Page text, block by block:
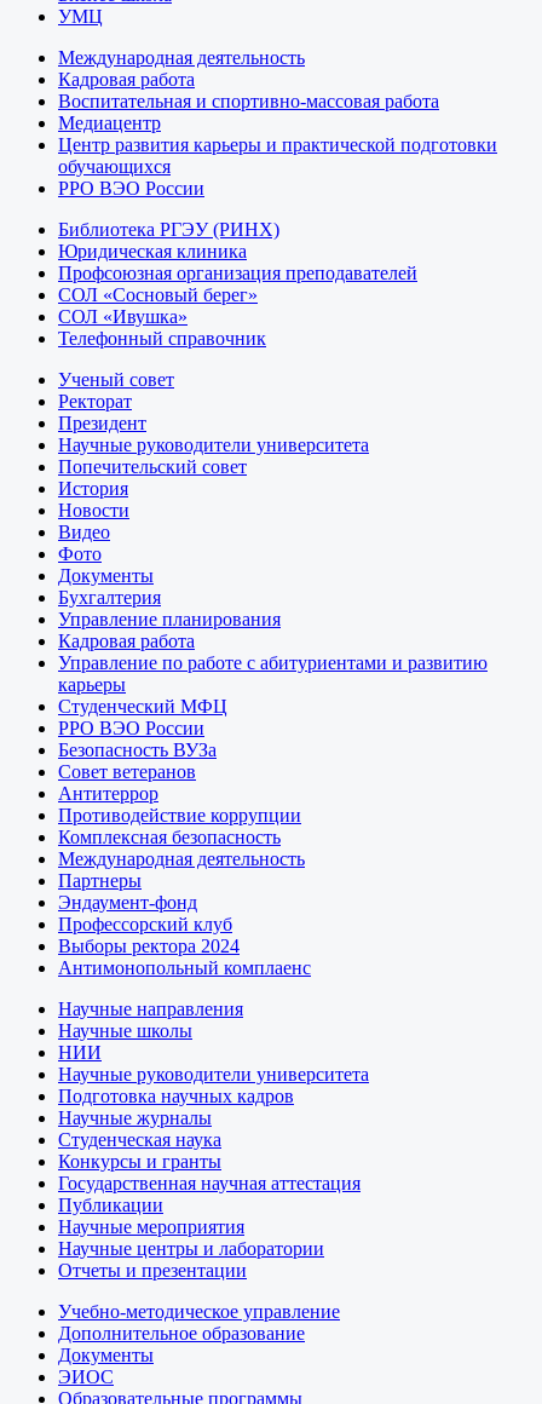
УМЦ
Международная деятельность
Кадровая работа
Воспитательная и спортивно-массовая работа
Медиацентр
Центр развития карьеры и практической подготовки
обучающихся
РРО ВЭО России
Библиотека РГЭУ (РИНХ)
Юридическая клиника
Профсоюзная организация преподавателей
СОЛ «Сосновый берег»
СОЛ «Ивушка»
Телефонный справочник
Ученый совет
Ректорат
Президент
Научные руководители университета
Попечительский совет
История
Новости
Видео
Фото
Документы
Бухгалтерия
Управление планирования
Кадровая работа
Управление по работе с абитуриентами и развитию
карьеры
Студенческий МФЦ
РРО ВЭО России
Безопасность ВУЗа
Совет ветеранов
Антитеррор
Противодействие коррупции
Комплексная безопасность
Международная деятельность
Партнеры
Эндаумент-фонд
Профессорский клуб
Выборы ректора 2024
Антимонопольный комплаенс
Научные направления
Научные школы
НИИ
Научные руководители университета
Подготовка научных кадров
Научные журналы
Студенческая наука
Конкурсы и гранты
Государственная научная аттестация
Публикации
Научные мероприятия
Научные центры и лаборатории
Отчеты и презентации
Учебно-методическое управление
Дополнительное образование
Документы
ЭИОС
Образовательные программы